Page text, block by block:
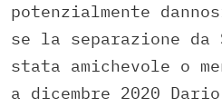
potenzialmente
se la separazione da
stata amichevole o
a dicembre 2020